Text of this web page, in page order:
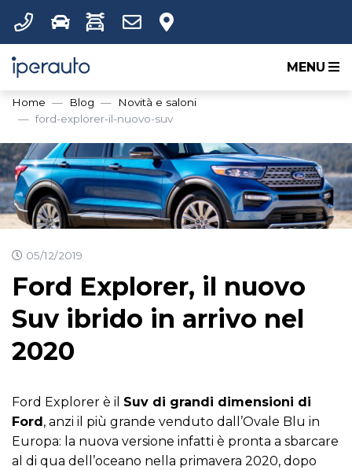
MENU
Home Blog
Novità e saloni
ford-explorer-il-nuovo-suv
05/12/2019
Ford Explorer, il nuovo
Suv ibrido in arrivo nel
2020
Ford Explorer è il Suv di grandi dimensioni di
Ford, anzi il più grande venduto dall’Ovale Blu in
Europa: la nuova versione infatti è pronta a sbarcare
al di qua dell’oceano nella primavera 2020, dopo